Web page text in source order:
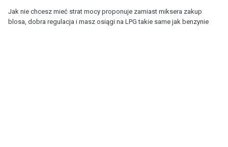
Jak nie chcesz mieć strat mocy proponuje zamiast miksera zakup
blosa, dobra regulacja i masz osiągi na LPG takie same jak benzynie